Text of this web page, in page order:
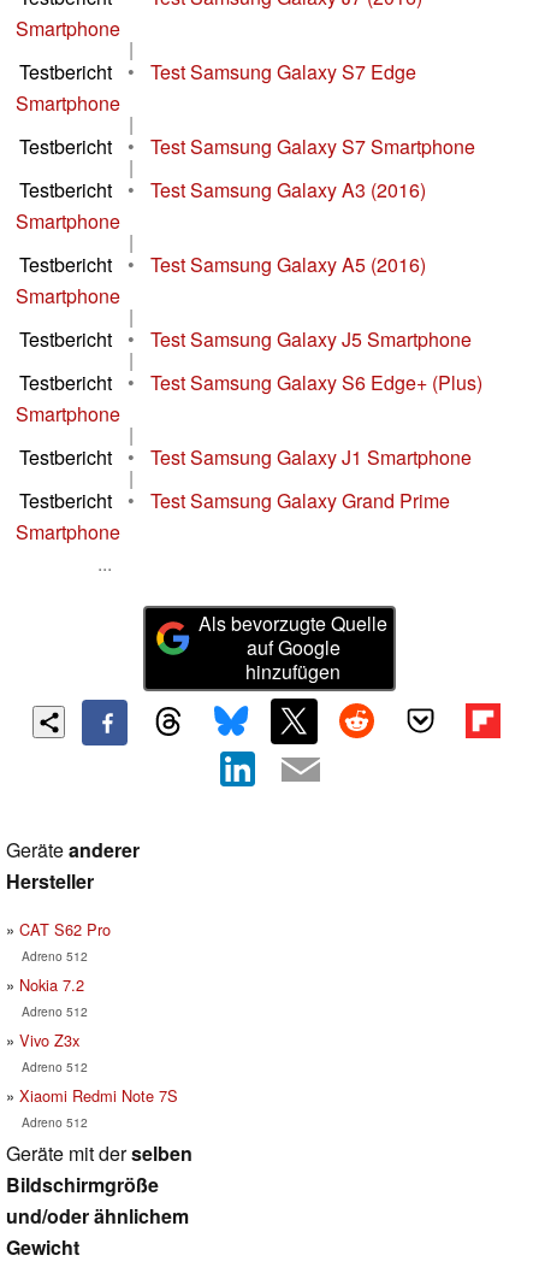
Smartphone
|
Testbericht
•
Test Samsung Galaxy S7 Edge
Smartphone
|
Testbericht
• Test Samsung Galaxy S7 Smartphone
|
Testbericht
•
Test Samsung Galaxy A3 (2016)
Smartphone
|
Testbericht
•
Test Samsung Galaxy A5 (2016)
Smartphone
|
Testbericht
• Test Samsung Galaxy J5 Smartphone
|
Testbericht
•
Test Samsung Galaxy S6 Edge+ (Plus)
Smartphone
|
Testbericht
• Test Samsung Galaxy J1 Smartphone
|
Testbericht
•
Test Samsung Galaxy Grand Prime
Smartphone
...
Als bevorzugte Quelle
auf Google
hinzufügen
Geräteanderer
Hersteller
CAT S62 Pro
Adreno 512
Nokia 7.2
Adreno 512
Vivo Z3x
Adreno 512
Xiaomi Redmi Note 7S
Adreno 512
Geräte mit derselben
Bildschirmgröße
und/oder ähnlichem
Gewicht